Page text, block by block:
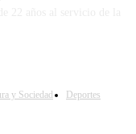
y Sociedad
Deportes